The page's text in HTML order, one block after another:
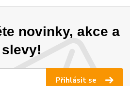
novinky, akce a
slevy!
Přihlásit se